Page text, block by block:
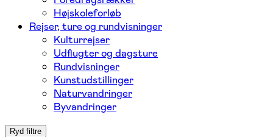
Højskoleforløb
Rejser, ture og rundvisninger
Kulturrejser
Udflugter og dagsture
Rundvisninger
Kunstudstillinger
Naturvandringer
Byvandringer
Ryd filtre